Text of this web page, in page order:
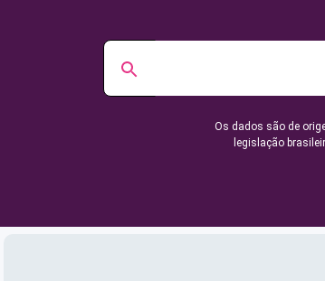
Os dados são de
legislação